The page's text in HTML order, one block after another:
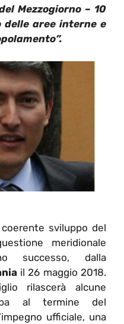
Mezzogiorno – 10
delle aree interne e
sviluppo del
meridionale
successo, dalla
il 26 maggio 2018.
rilascerà alcune
al termine del
ufficiale, una